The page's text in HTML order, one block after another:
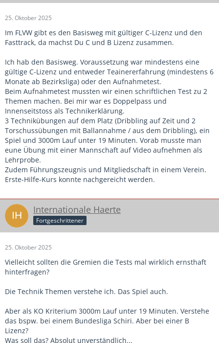
25. Oktober 2025
Im FLVW gibt es den Basisweg mit gültiger C-Lizenz und den
Fasttrack, da machst Du C und B Lizenz zusammen.
Ich hab den Basisweg. Voraussetzung war mindestens eine
gültige C-Lizenz und entweder Teainererfahrung (mindestens 6
Monate ab Bezirksliga) oder den Aufnahmetest.
Beim Aufnahmetest mussten wir einen schriftlichen Test zu 2
Themen machen. Bei mir war es Doppelpass und
Innenseitstoss als Technikerklärung.
3 Technikübungen auf dem Platz (Dribbling auf Zeit und 2
Torschussübungen mit Ballannahme / aus dem Dribbling), ein
Spiel und 3000m Lauf unter 19 Minuten. Vorab musste man
eune Übung mit einer Mannschaft auf Video aufnehmen als
Lehrprobe.
Zudem Führungszeugnis und Mitgliedschaft in einem Verein.
Erste-Hilfe-Kurs konnte nachgereicht werden.
Internationale Haerte
Fortgeschrittener
25. Oktober 2025
Vielleicht sollten die Gremien die Tests mal wirklich ernsthaft
hinterfragen?
Die Technik Themen verstehe ich. Das Spiel auch.
Aber als KO Kriterium 3000m Lauf unter 19 Minuten. Verstehe
das bspw. bei einem Bundesliga Schiri. Aber bei einer B
Lizenz?
Was soll das? Absolut unverständlich...